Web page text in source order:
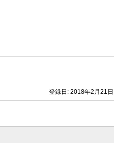
登録日: 2018年2月21日